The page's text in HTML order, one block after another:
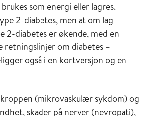
som energi eller lagres.
2-diabetes, men at om lag
2-diabetes er økende, med en
retningslinjer om diabetes –
også i en kortversjon og en
(mikrovaskulær sykdom) og
skader på nerver (nevropati),